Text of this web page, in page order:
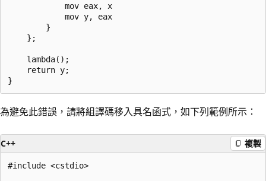
            mov eax, x
            mov y, eax
        }
    };
    lambda();
    return y;
為避免此錯誤，請將組譯碼移入具名函式，如下列範例所示：
C++ 複製
#include <cstdio>